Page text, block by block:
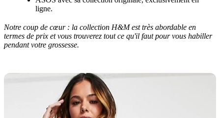
ligne.
Notre coup de cœur : la collection H&M est très abordable en
termes de prix et vous trouverez tout ce qu'il faut pour vous habiller
pendant votre grossesse.